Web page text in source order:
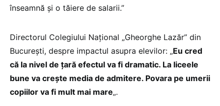
înseamnă și o tăiere de salarii.”
Directorul Colegiului Național „Gheorghe Lazăr” din
București, despre impactul asupra elevilor: „Eu cred
că la nivel de țară efectul va fi dramatic. La liceele
bune va crește media de admitere. Povara pe umerii
copiilor va fi mult mai mare„.